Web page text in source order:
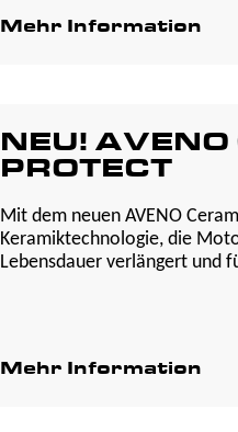
Mehr Information
NEU! AVENO
PROTECT
Mit dem neuen AVENO
Keramiktechnologie, die
Lebensdauer verlängert und
Mehr Information